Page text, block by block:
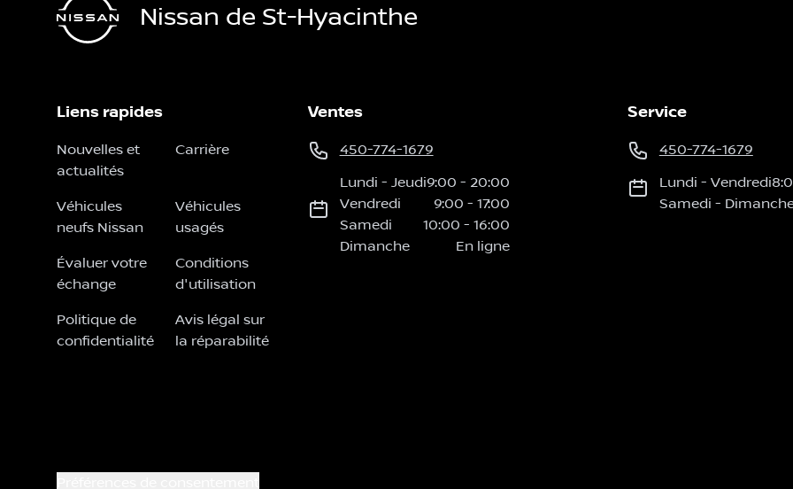
Nissan de St-Hyacinthe
Liens rapides
Nouvelles et
actualités
Carrière
Véhicules
neufs Nissan
Véhicules
usagés
Évaluer votre
échange
Conditions
d'utilisation
Politique de
confidentialité
Avis légal sur
la réparabilité
Ventes
450-774-1679
Lundi - Jeudi9:00 - 20:00
Vendredi
9:00 - 17:00
Samedi
10:00 - 16:00
Dimanche
En ligne
Service
450-774-1679
Lundi - Vendredi
Samedi -